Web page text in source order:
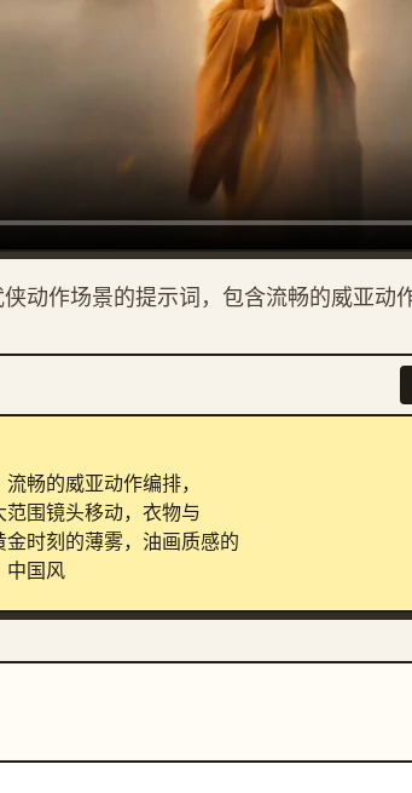
动作场景的提示词，包含流畅的威亚动
畅的威亚动作编排，
围镜头移动，衣物与
时刻的薄雾，油画质感的
中国风